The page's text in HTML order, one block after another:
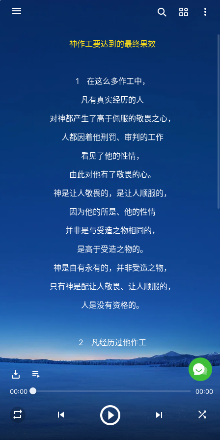
神作工要达到的最终果效
1 在这么多作工中，
凡有真实经历的人
对神都产生了高于佩服的敬畏之心，
人都因着他刑罚、审判的工作
看见了他的性情，
由此对他有了敬畏的心。
神是让人敬畏的，是让人顺服的，
因为他的所是、他的性情
并非是与受造之物相同的，
是高于受造之物的。
神是自有永有的，并非受造之物，
只有神是配让人敬畏、让人顺服的，
人是没有资格的。
2 凡经历过他作工
而且对他有真实认识的人
就是根本没把他当作神的人，
00:00 00:00